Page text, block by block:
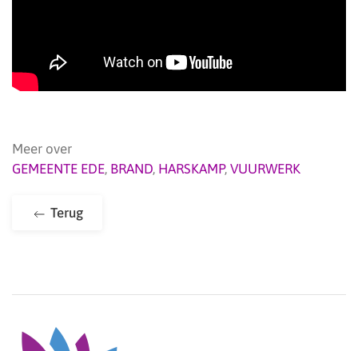
Meer over
GEMEENTE EDE, BRAND, HARSKAMP, VUURWERK
Terug